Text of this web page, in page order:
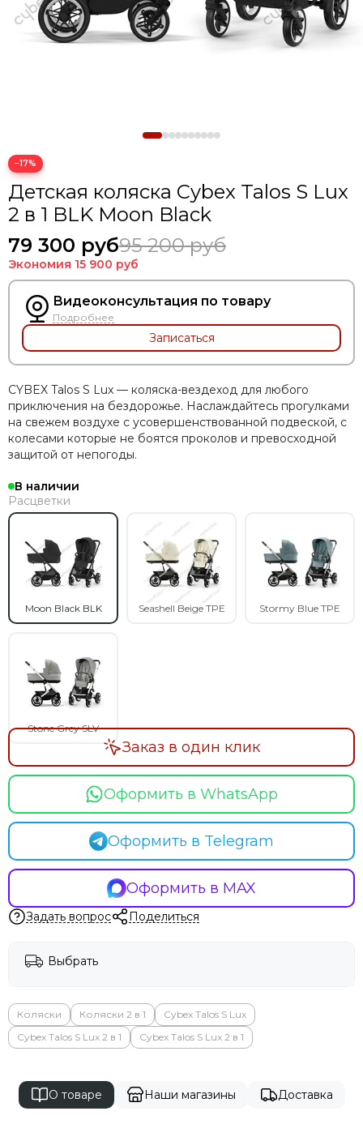
Коляски для двойни
−17%
Детская коляска Cybex Talos S Lux
2 в 1 BLK Moon Black
79 300 руб95 200 руб
Экономия 15 900 руб
Видеоконсультация по товару
Подробнее
Записаться
CYBEX Talos S Lux — коляска-вездеход для любого
приключения на бездорожье. Наслаждайтесь прогулками
на свежем воздухе с усовершенствованной подвеской, c
колесами которые не боятся проколов и превосходной
защитой от непогоды.
В наличии
Расцветки
Moon Black BLK Seashell Beige TPE Stormy Blue TPE
Stone Grey SLV
Оформить в WhatsApp
Оформить в Telegram
Оформить в MAX
Заказ в один клик
Задать вопрос Поделиться
Выбрать
Коляски Коляски 2 в 1
Cybex Talos S Lux
Cybex Talos S Lux 2 в 1
Cybex Talos S Lux 2 в 1
О товаре Наши магазины Доставка